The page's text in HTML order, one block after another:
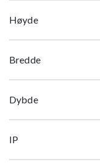
Høyde
Bredde
Dybde
IP